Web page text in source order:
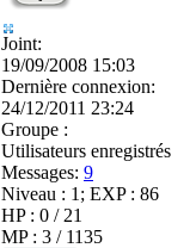
Joint:
19/09/2008 15:03
Dernière connexion:
24/12/2011 23:24
Groupe :
Utilisateurs enregistrés
Messages: 9
Niveau : 1; EXP : 86
HP : 0 / 21
MP : 3 / 1135